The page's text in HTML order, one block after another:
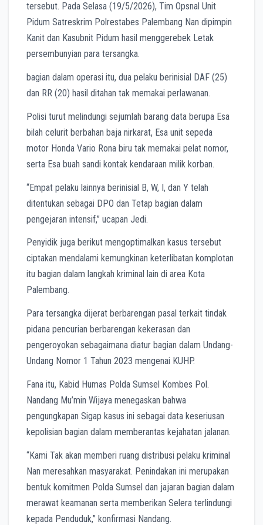
tersebut. Pada Selasa (19/5/2026), Tim Opsnal Unit
Pidum Satreskrim Polrestabes Palembang Nan dipimpin
Kanit dan Kasubnit Pidum hasil menggerebek Letak
persembunyian para tersangka.
bagian dalam operasi itu, dua pelaku berinisial DAF (25)
dan RR (20) hasil ditahan tak memakai perlawanan.
Polisi turut melindungi sejumlah barang data berupa Esa
bilah celurit berbahan baja nirkarat, Esa unit sepeda
motor Honda Vario Rona biru tak memakai pelat nomor,
serta Esa buah sandi kontak kendaraan milik korban.
“Empat pelaku lainnya berinisial B, W, I, dan Y telah
ditentukan sebagai DPO dan Tetap bagian dalam
pengejaran intensif,” ucapan Jedi.
Penyidik juga berikut mengoptimalkan kasus tersebut
ciptakan mendalami kemungkinan keterlibatan komplotan
itu bagian dalam langkah kriminal lain di area Kota
Palembang.
Para tersangka dijerat berbarengan pasal terkait tindak
pidana pencurian berbarengan kekerasan dan
pengeroyokan sebagaimana diatur bagian dalam Undang-
Undang Nomor 1 Tahun 2023 mengenai KUHP.
Fana itu, Kabid Humas Polda Sumsel Kombes Pol.
Nandang Mu’min Wijaya menegaskan bahwa
pengungkapan Sigap kasus ini sebagai data keseriusan
kepolisian bagian dalam memberantas kejahatan jalanan.
“Kami Tak akan memberi ruang distribusi pelaku kriminal
Nan meresahkan masyarakat. Penindakan ini merupakan
bentuk komitmen Polda Sumsel dan jajaran bagian dalam
merawat keamanan serta memberikan Selera terlindungi
kepada Penduduk,” konfirmasi Nandang.